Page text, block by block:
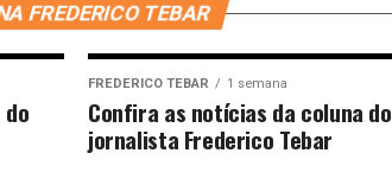
FREDERICO TEBAR
FREDERICO TEBAR 1 semana
Confira as notícias da coluna do
jornalista Frederico Tebar